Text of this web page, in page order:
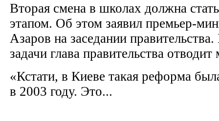
Вторая смена в школах должна
этапом. Об этом заявил премьер-
Азаров на заседании
задачи глава правительства
«Кстати, в Киеве такая реформа
в 2003 году. Это...